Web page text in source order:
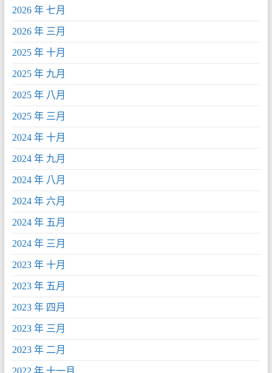
2026 年 七月
2026 年 三月
2025 年 十月
2025 年 九月
2025 年 八月
2025 年 三月
2024 年 十月
2024 年 九月
2024 年 八月
2024 年 六月
2024 年 五月
2024 年 三月
2023 年 十月
2023 年 五月
2023 年 四月
2023 年 三月
2023 年 二月
2022 年 十一月